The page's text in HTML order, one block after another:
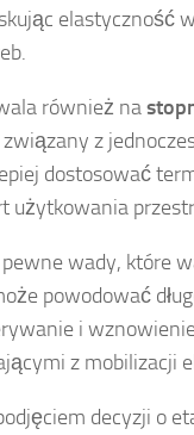
elastyczność
również na
z
dostosować
użytkowania
wady, które
powodować
i
z mobilizacji
decyzji o